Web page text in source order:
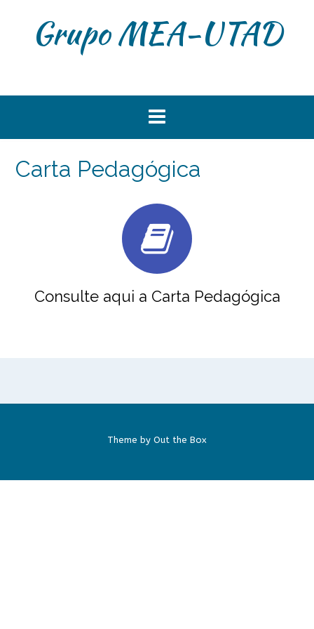
Grupo MEA-UTAD
Carta Pedagógica
Consulte aqui a Carta Pedagógica
Theme by Out the Box